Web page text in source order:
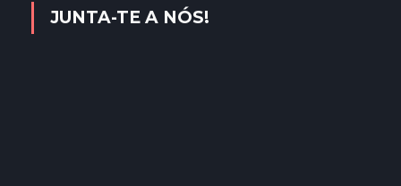
JUNTA-TE A NÓS!